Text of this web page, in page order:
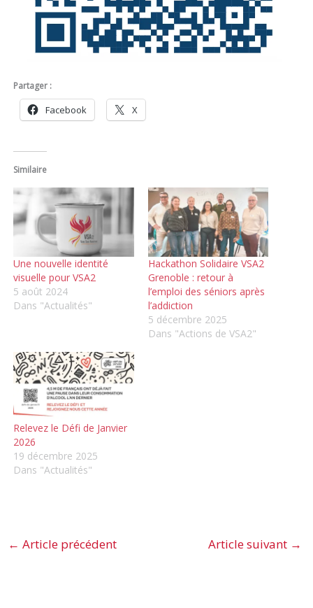
Partager :
Facebook X
Similaire
Une nouvelle identité
visuelle pour VSA2
5 août 2024
Dans "Actualités"
Hackathon Solidaire VSA2
Grenoble : retour à
l’emploi des séniors après
l’addiction
5 décembre 2025
Dans "Actions de VSA2"
Relevez le Défi de Janvier
2026
19 décembre 2025
Dans "Actualités"
← Article précédent Article suivant →